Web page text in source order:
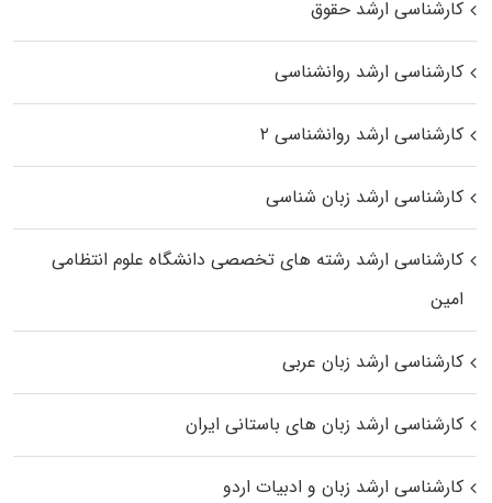
کارشناسی ارشد حقوق
کارشناسی ارشد روانشناسی
کارشناسی ارشد روانشناسی ۲
کارشناسی ارشد زبان شناسی
کارشناسی ارشد رﺷﺘﻪ ﻫﺎی تخصصی داﻧﺸﮕﺎه ﻋﻠﻮم انتظامی
اﻣﻴﻦ
کارشناسی ارشد زبان عربی
کارشناسی ارشد زبان‌ های باستانی ایران
کارشناسی ارشد زبان و ادبیات اردو